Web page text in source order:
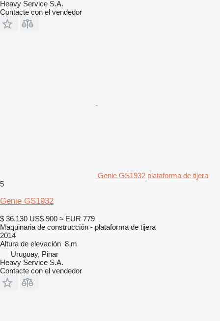
Heavy Service S.A.
Contacte con el vendedor
Genie GS1932 plataforma de tijera
5
Genie GS1932
$ 36.130 US$ 900 ≈ EUR 779
Maquinaria de construcción - plataforma de tijera
2014
Altura de elevación 8 m
Uruguay, Pinar
Heavy Service S.A.
Contacte con el vendedor